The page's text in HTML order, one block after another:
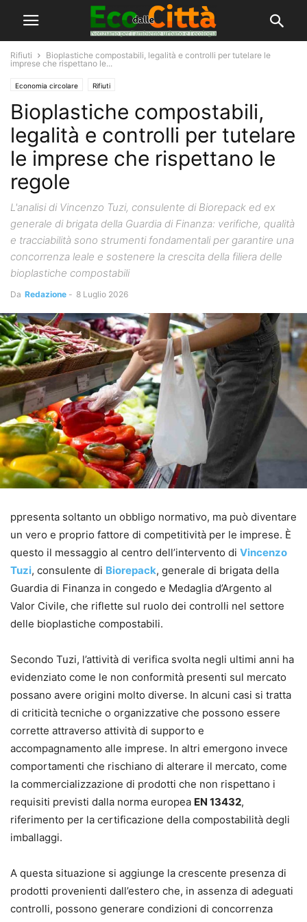
Rifiuti
Bioplastiche compostabili, legalità e controlli per tutelare le
imprese che rispettano le...
Economia circolare Rifiuti
Bioplastiche compostabili,
legalità e controlli per tutelare
le imprese che rispettano le
regole
L'analisi di Vincenzo Tuzi, consulente di Biorepack ed ex
generale di brigata della Guardia di Finanza: verifiche, qualità
e tracciabilità sono strumenti fondamentali per garantire una
concorrenza leale e sostenere la crescita della filiera delle
bioplastiche compostabili
Da Redazione - 8 Luglio 2026
ppresenta soltanto un obbligo normativo, ma può diventare
un vero e proprio fattore di competitività per le imprese. È
questo il messaggio al centro dell’intervento di Vincenzo
Tuzi, consulente di Biorepack, generale di brigata della
Guardia di Finanza in congedo e Medaglia d’Argento al
Valor Civile, che riflette sul ruolo dei controlli nel settore
delle bioplastiche compostabili.
Secondo Tuzi, l’attività di verifica svolta negli ultimi anni ha
evidenziato come le non conformità presenti sul mercato
possano avere origini molto diverse. In alcuni casi si tratta
di criticità tecniche o organizzative che possono essere
corrette attraverso attività di supporto e
accompagnamento alle imprese. In altri emergono invece
comportamenti che rischiano di alterare il mercato, come
la commercializzazione di prodotti che non rispettano i
requisiti previsti dalla norma europea EN 13432,
riferimento per la certificazione della compostabilità degli
imballaggi.
A questa situazione si aggiunge la crescente presenza di
prodotti provenienti dall’estero che, in assenza di adeguati
controlli, possono generare condizioni di concorrenza